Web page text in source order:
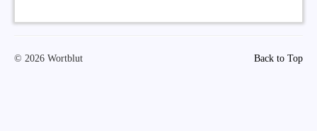
Back to Top
© 2026 Wortblut